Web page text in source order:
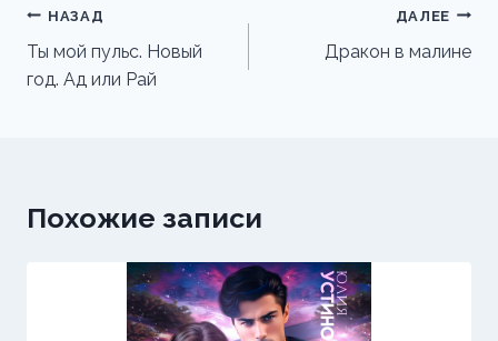
Навигация
по
записям
НАЗАД
Ты мой пульс. Новый
год. Ад или Рай
ДАЛЕЕ
Дракон в малине
Похожие записи